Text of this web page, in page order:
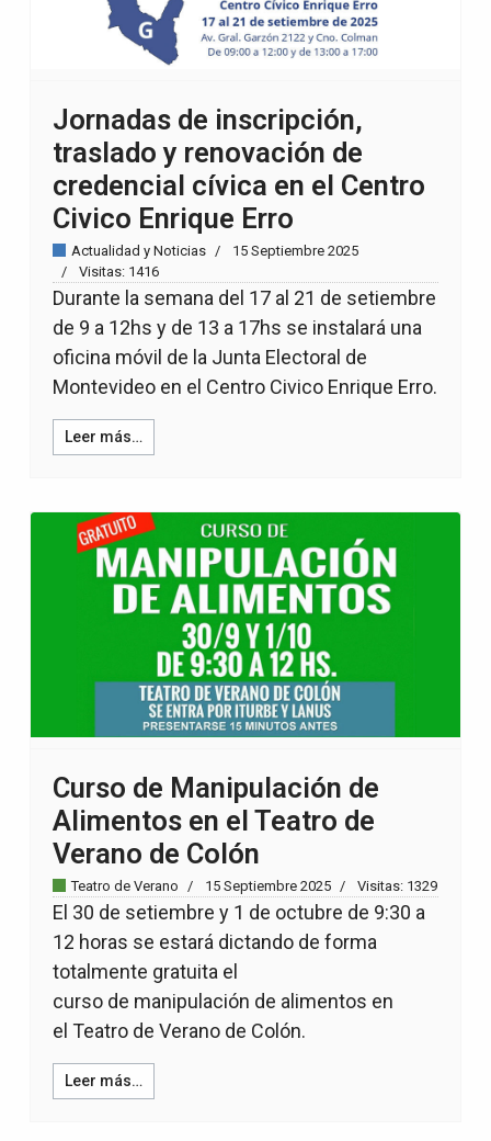
Jornadas de inscripción,
traslado y renovación de
credencial cívica en el Centro
Civico Enrique Erro
Actualidad y Noticias
15 Septiembre 2025
Visitas: 1416
Durante la semana del 17 al 21 de setiembre
de 9 a 12hs y de 13 a 17hs se instalará una
oficina móvil de la Junta Electoral de
Montevideo en el Centro Civico Enrique Erro.
Leer más…
Curso de Manipulación de
Alimentos en el Teatro de
Verano de Colón
Teatro de Verano 15 Septiembre 2025 Visitas: 1329
El 30 de setiembre y 1 de octubre de 9:30 a
12 horas se estará dictando de forma
totalmente gratuita el
curso de manipulación de alimentos en
el Teatro de Verano de Colón.
Leer más…